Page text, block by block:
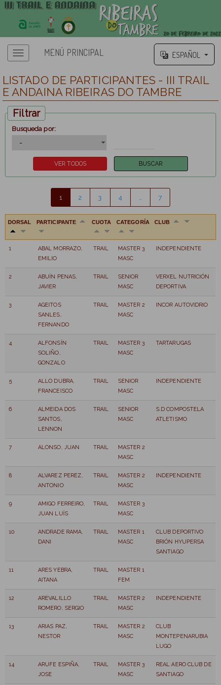
MENÚ PRINCIPAL ESPAÑOL
LISTADO DE PARTICIPANTES - III TRAIL
E ANDAINA RIBEIRAS DO TAMBRE
Filtrar
Busqueda por:
1 2 3 4 7
DORSAL PARTICIPANTE CUOTA CATEGORÍA CLUB
1
ABAL MORRAZO,
EMILIO
TRAIL
MASTER 3
MASC
INDEPENDIENTE
2
ABUÍN PENAS,
JAVIER
TRAIL
SENIOR
MASC
VERXEL NUTRICIÓN
DEPORTIVA
3
AGEITOS
SANLES,
FERNANDO
TRAIL
MASTER 2
MASC
INCOR AUTOVIDRIO
4
ALFONSÍN
SOLIÑO,
GONZALO
TRAIL
MASTER 3
MASC
TARTARUGAS
5
ALLO DUBRA,
FRANCEISCO
TRAIL
SENIOR
MASC
INDEPENDIENTE
6
ALMEIDA DOS
SANTOS,
LENNON
TRAIL
SENIOR
MASC
S.D COMPOSTELA
ATLETISMO
7 ALONSO, JUAN TRAIL
MASTER 2
MASC
8
ALVAREZ PEREZ,
ANTONIO
TRAIL
MASTER 2
MASC
INDEPENDIENTE
9
AMIGO FERREIRO,
JUAN LUÍS
TRAIL
MASTER 3
MASC
10
ANDRADE RAMA,
DANI
TRAIL
MASTER 1
MASC
CLUB DEPORTIVO
BRIÓN HYUPERSA
SANTIAGO
11
ARES YEBRA,
AITANA
TRAIL
MASTER 1
FEM
12
AREVALILLO
ROMERO, SERGIO
TRAIL
MASTER 2
MASC
INDEPENDIENTE
13
ARIAS PAZ,
NESTOR
TRAIL
MASTER 2
MASC
CLUB
MONTEPENARUBIA
LUGO
14
ARUFE ESPIÑA,
JOSE
TRAIL
MASTER 3
MASC
REAL AERO CLUB DE
SANTIAGO